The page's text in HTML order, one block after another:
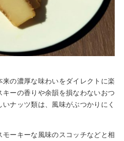
の濃厚な味わいをダイレクトに楽
キーの香りや余韻を損なわないおつ
ナッツ類は、風味がぶつかりにく
ーキーな風味のスコッチなどと相